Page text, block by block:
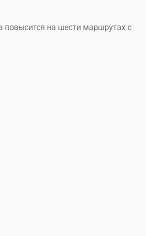
повысится на шести маршрутах с